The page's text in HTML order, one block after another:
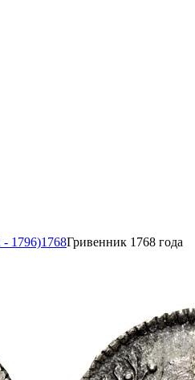
1796)1768Гривенник 1768 года